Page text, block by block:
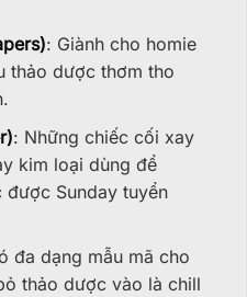
: Giành cho homie
thảo dược thơm tho
: Những chiếc cối xay
kim loại dùng để
được Sunday tuyển
đa dạng mẫu mã cho
thảo dược vào là chill